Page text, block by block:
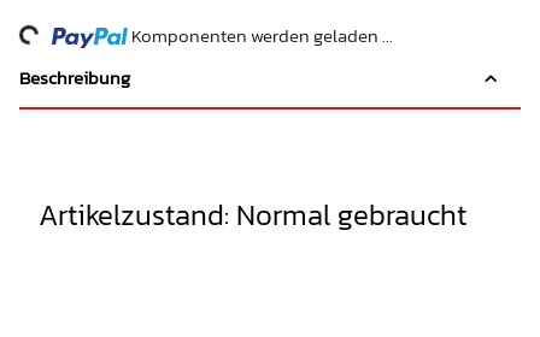
Komponenten werden geladen ...
Beschreibung
Artikelzustand: Normal gebraucht